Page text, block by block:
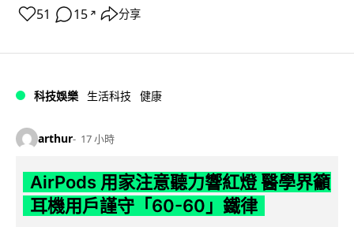
51 15 ↗ 分享
科技娛樂 生活科技 健康
arthur 17 小時
AirPods 用家注意聽力響紅燈 醫學界籲
耳機用戶謹守「60-60」鐵律